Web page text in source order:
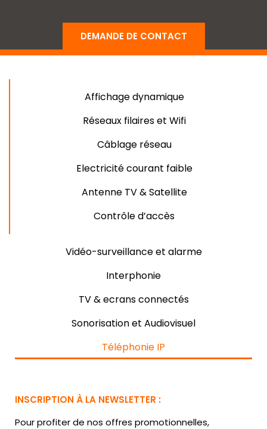
DEMANDE DE CONTACT
Affichage dynamique
Réseaux filaires et Wifi
Câblage réseau
Electricité courant faible
Antenne TV & Satellite
Contrôle d’accès
Vidéo-surveillance et alarme
Interphonie
TV & ecrans connectés
Sonorisation et Audiovisuel
Téléphonie IP
INSCRIPTION À LA NEWSLETTER :
Pour profiter de nos offres promotionnelles,